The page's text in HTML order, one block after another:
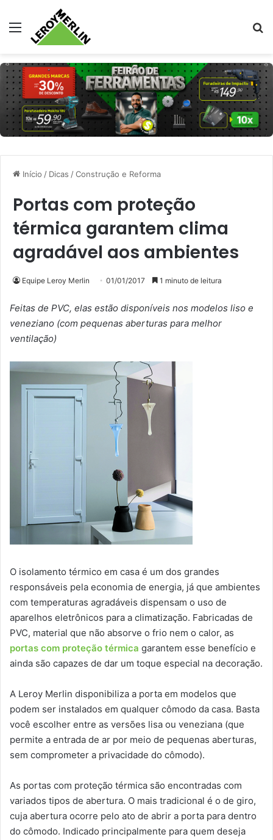
Menu
Início / Dicas /Construção e Reforma
Portas com proteção
térmica garantem clima
agradável aos ambientes
Equipe Leroy Merlin 01/01/2017 1 minuto de leitura
Feitas de PVC, elas estão disponíveis nos modelos liso e
veneziano (com pequenas aberturas para melhor
ventilação)
O isolamento térmico em casa é um dos grandes
responsáveis pela economia de energia, já que ambientes
com temperaturas agradáveis dispensam o uso de
aparelhos eletrônicos para a climatização. Fabricadas de
PVC, material que não absorve o frio nem o calor, as
portas com proteção térmica garantem esse benefício e
ainda são capazes de dar um toque especial na decoração.
A Leroy Merlin disponibiliza a porta em modelos que
podem ser instalados em qualquer cômodo da casa. Basta
você escolher entre as versões lisa ou veneziana (que
permite a entrada de ar por meio de pequenas aberturas,
sem comprometer a privacidade do cômodo).
As portas com proteção térmica são encontradas com
variados tipos de abertura. O mais tradicional é o de giro,
cuja abertura ocorre pelo ato de abrir a porta para dentro
do cômodo. Indicado principalmente para quem deseja